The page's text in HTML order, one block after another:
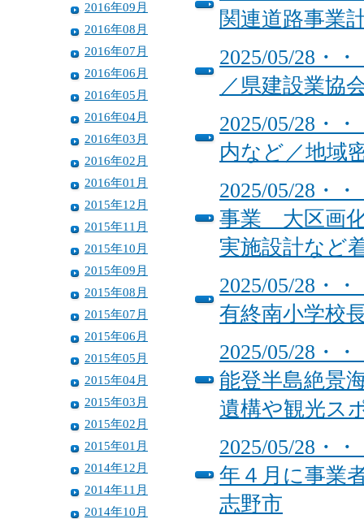
2016年09月
2016年08月
2016年07月
2016年06月
2016年05月
2016年04月
2016年03月
2016年02月
2016年01月
2015年12月
2015年11月
2015年10月
2015年09月
2015年08月
2015年07月
2015年06月
2015年05月
2015年04月
2015年03月
2015年02月
2015年01月
2014年12月
2014年11月
2014年10月
関連道路事業
2025/05/28・
／県建設業協
2025/05/28・
内など／地域
2025/05/28・
事業 大区画
実施設計など
2025/05/28・
有終南小学校
2025/05/28・
能登半島絶景
遺構や観光ス
2025/05/28・
年４月に事業
志野市